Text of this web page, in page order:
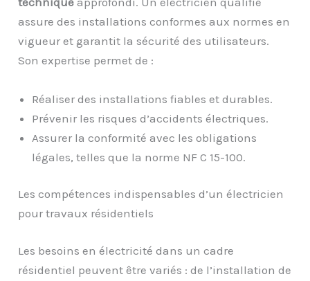
assure des installations conformes aux normes en
vigueur et garantit la sécurité des utilisateurs.
Son expertise permet de :
Réaliser des installations fiables et durables.
Prévenir les risques d’accidents électriques.
Assurer la conformité avec les obligations
légales, telles que la norme NF C 15-100.
Les compétences indispensables d’un électricien
pour travaux résidentiels
Les besoins en électricité dans un cadre
résidentiel peuvent être variés : de l’installation de